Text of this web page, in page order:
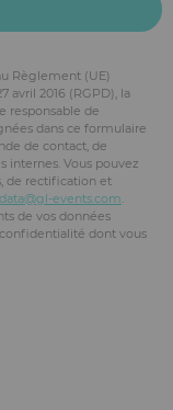
Règlement (UE)
avril 2016 (RGPD), la
responsable de
dans ce formulaire
de contact, de
internes. Vous pouvez
de rectification et
data@gl-events.com.
de vos données
dont vous